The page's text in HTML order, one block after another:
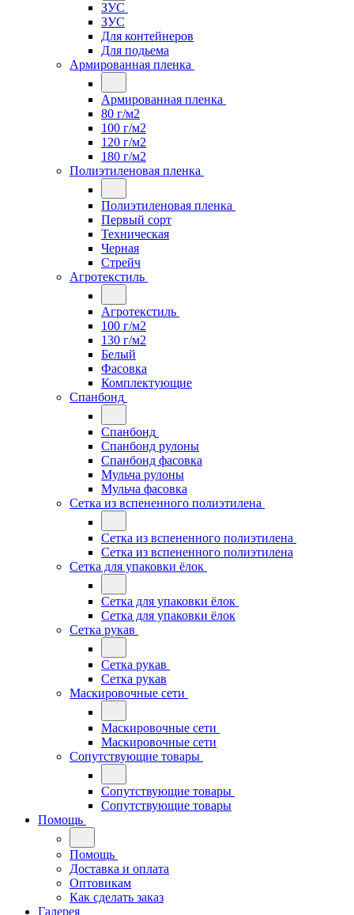
ЗУС
ЗУС
Для контейнеров
Для подьема
Армированная пленка
Армированная пленка
80 г/м2
100 г/м2
120 г/м2
180 г/м2
Полиэтиленовая пленка
Полиэтиленовая пленка
Первый сорт
Техническая
Черная
Стрейч
Агротекстиль
Агротекстиль
100 г/м2
130 г/м2
Белый
Фасовка
Комплектующие
Спанбонд
Спанбонд
Спанбонд рулоны
Спанбонд фасовка
Мульча рулоны
Мульча фасовка
Сетка из вспененного полиэтилена
Сетка из вспененного полиэтилена
Сетка из вспененного полиэтилена
Сетка для упаковки ёлок
Сетка для упаковки ёлок
Сетка для упаковки ёлок
Сетка рукав
Сетка рукав
Сетка рукав
Маскировочные сети
Маскировочные сети
Маскировочные сети
Сопутствующие товары
Сопутствующие товары
Сопутствующие товары
Помощь
Помощь
Доставка и оплата
Оптовикам
Как сделать заказ
Галерея